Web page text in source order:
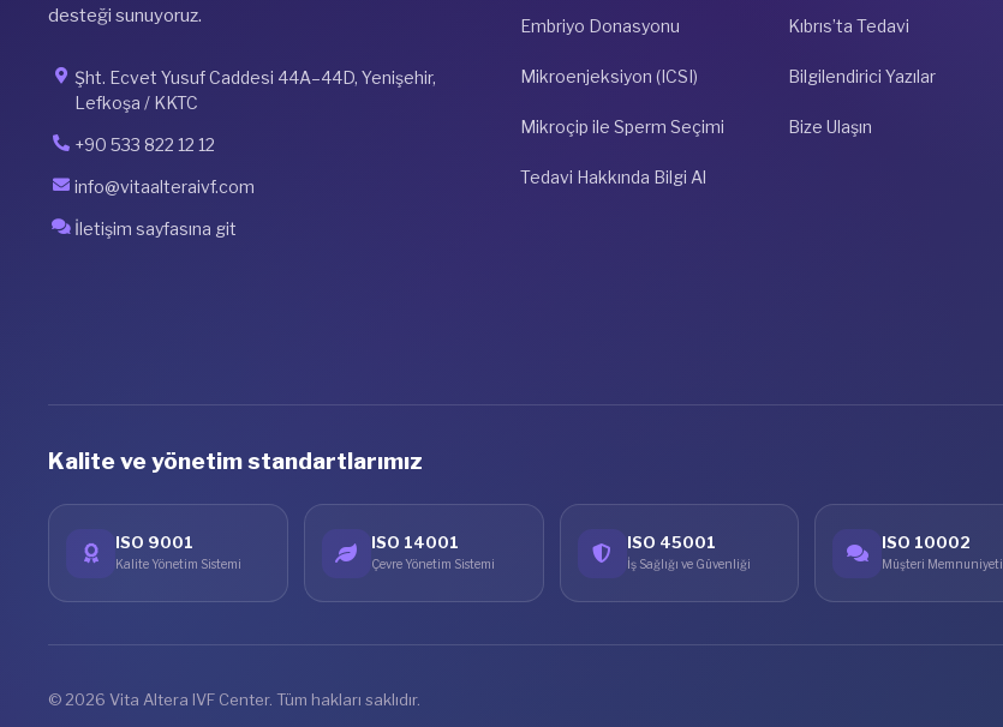
desteği sunuyoruz.
Şht. Ecvet Yusuf Caddesi 44A–44D, Yenişehir,
Lefkoşa / KKTC
+90 533 822 12 12
info@vitaalteraivf.com
İletişim sayfasına git
Embriyo Donasyonu
Mikroenjeksiyon (ICSI)
Mikroçip ile Sperm Seçimi
Tedavi Hakkında Bilgi Al
Kıbrıs’ta Tedavi
Bilgilendirici Yazılar
Bize Ulaşın
Kalite ve yönetim standartlarımız
ISO 9001
Kalite Yönetim Sistemi
ISO 14001
Çevre Yönetim Sistemi
ISO 45001
İş Sağlığı ve Güvenliği
ISO 10002
Müşteri Memnuniyeti
© 2026 Vita Altera IVF Center. Tüm hakları saklıdır.